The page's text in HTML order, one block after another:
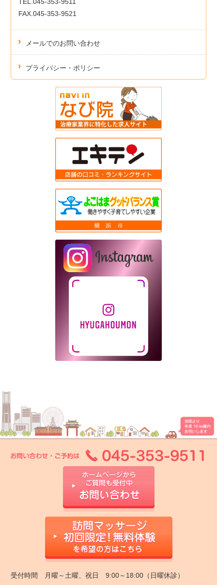
FAX.045-353-9521
メールでのお問い合わせ
プライバシー・ポリシー
受付時間 月曜～土曜、祝日 9:00～18:00（日曜休診）